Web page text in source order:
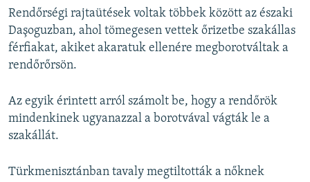
Rendőrségi rajtaütések voltak többek között az északi
Daşoguzban, ahol tömegesen vettek őrizetbe szakállas
férfiakat, akiket akaratuk ellenére megborotváltak a
rendőrőrsön.
Az egyik érintett arról számolt be, hogy a rendőrök
mindenkinek ugyanazzal a borotvával vágták le a
szakállát.
Türkmenisztánban tavaly megtiltották a nőknek